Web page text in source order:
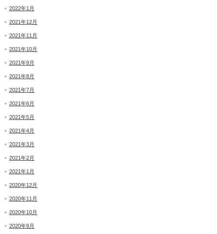
2022年1月
2021年12月
2021年11月
2021年10月
2021年9月
2021年8月
2021年7月
2021年6月
2021年5月
2021年4月
2021年3月
2021年2月
2021年1月
2020年12月
2020年11月
2020年10月
2020年9月